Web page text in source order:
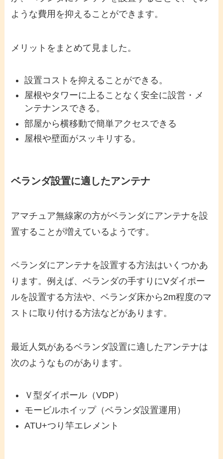
ような費用を抑えることができます。
メリットをまとめて見ました。
設置コストを抑えることができる。
屋根やタワーに上ることなく安全に設営・メ
ンテナンスできる。
部屋から横移動で簡単アクセスできる
屋根や壁面がスッキリする。
ベランダ設置に適したアンテナ
アマチュア無線家の方がベランダにアンテナを設
置することが増えているようです。
ベランダにアンテナを設置する方法はいくつかあ
ります。例えば、ベランダの手すりにVダイポー
ルを設置する方法や、ベランダ床から2m程度のマ
ストに取り付ける方法などがあります。
最近人気があるベランダ設置に適したアンテナは
次のようなものがあります。
Ｖ型ダイポール（VDP）
モービルホイップ（ベランダ設置運用）
ATU+つり竿エレメント